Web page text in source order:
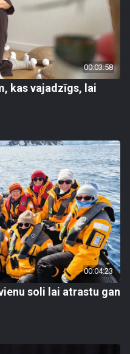
00:03:58
kas vajadzīgs, lai
00:04:23
soli lai atrastu gan